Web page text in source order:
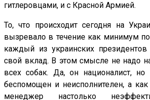
гитлеровцами, и с Красной Армией.
То, что происходит сегодня на
вызревало в течение как минимум
каждый из украинских
свой вклад. В этом смысле не надо
всех собак. Да, он националист,
беспомощен и неисполнителен, а как
менеджер настолько